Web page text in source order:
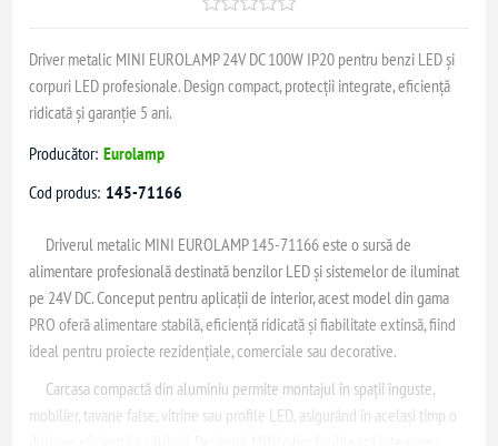
Driver metalic MINI EUROLAMP 24V DC 100W IP20 pentru benzi LED și
corpuri LED profesionale. Design compact, protecții integrate, eficiență
ridicată și garanție 5 ani.
Producător: Eurolamp
Cod produs: 145-71166
Driverul metalic MINI EUROLAMP 145-71166 este o sursă de
alimentare profesională destinată benzilor LED și sistemelor de iluminat
pe 24V DC. Conceput pentru aplicații de interior, acest model din gama
PRO oferă alimentare stabilă, eficiență ridicată și fiabilitate extinsă, fiind
ideal pentru proiecte rezidențiale, comerciale sau decorative.
Carcasa compactă din aluminiu permite montajul în spații înguste,
mobilier, tavane false, vitrine sau profile LED, asigurând în același timp o